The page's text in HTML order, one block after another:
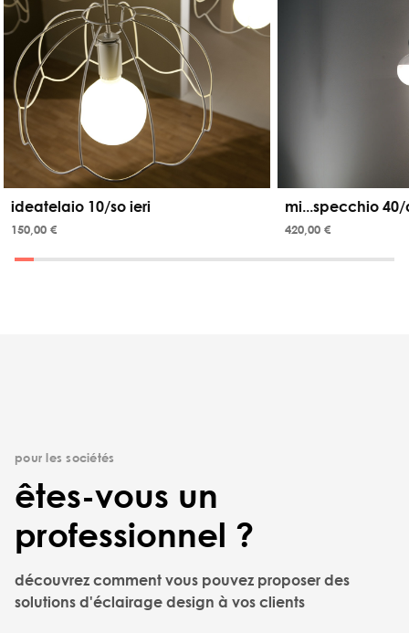
ideatelaio 10/so ieri
150,00 €
mi...specchio
420,00 €
pour les sociétés
êtes-vous un
professionnel ?
découvrez comment vous pouvez proposer des
solutions d'éclairage design à vos clients